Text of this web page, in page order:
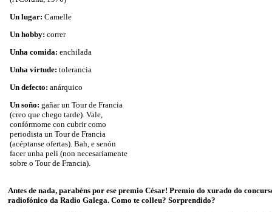
Un lugar: Camelle
Un hobby: correr
Unha comida: enchilada
Unha virtude: tolerancia
Un defecto: anárquico
Un soño: gañar un Tour de Francia
(creo que chego tarde). Vale,
confórmome con cubrir como
periodista un Tour de Francia
(acéptanse ofertas). Bah, e senón
facer unha peli (non necesariamente
sobre o Tour de Francia).
Antes de nada, parabéns por ese premio César! Premio do xurado do
radiofónico da Radio Galega. Como te colleu? Sorprendido?